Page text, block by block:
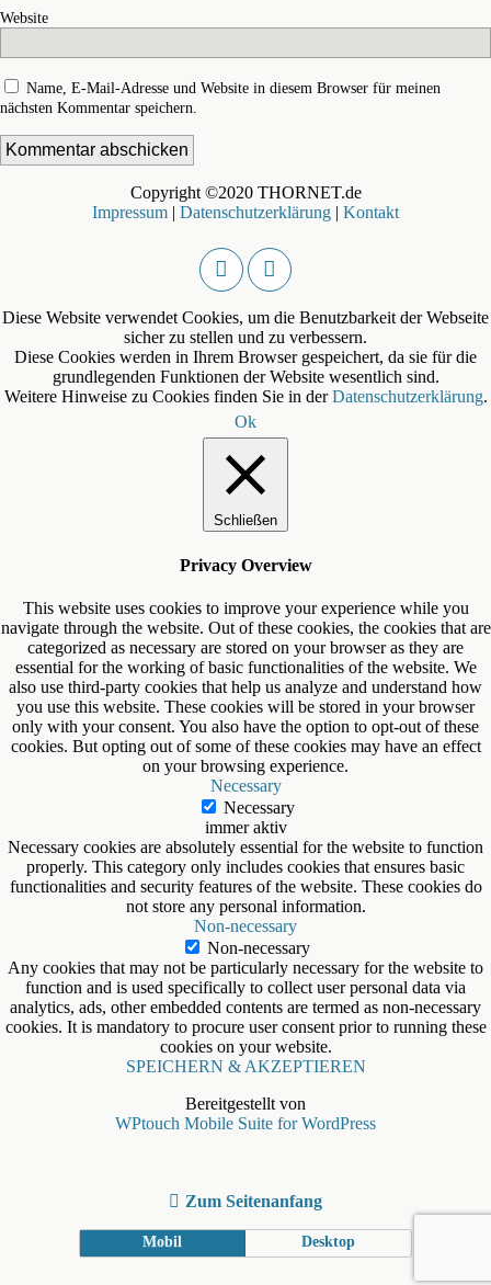
Website
Name, E-Mail-Adresse und Website in diesem Browser für meinen
nächsten Kommentar speichern.
Copyright ©2020 THORNET.de
Impressum | Datenschutzerklärung | Kontakt
Diese Website verwendet Cookies, um die Benutzbarkeit der Webseite
sicher zu stellen und zu verbessern.
Diese Cookies werden in Ihrem Browser gespeichert, da sie für die
grundlegenden Funktionen der Website wesentlich sind.
Weitere Hinweise zu Cookies finden Sie in derDatenschutzerklärung.
Ok
Schließen
Privacy Overview
This website uses cookies to improve your experience while you
navigate through the website. Out of these cookies, the cookies that are
categorized as necessary are stored on your browser as they are
essential for the working of basic functionalities of the website. We
also use third-party cookies that help us analyze and understand how
you use this website. These cookies will be stored in your browser
only with your consent. You also have the option to opt-out of these
cookies. But opting out of some of these cookies may have an effect
on your browsing experience.
Necessary
Necessary
immer aktiv
Necessary cookies are absolutely essential for the website to function
properly. This category only includes cookies that ensures basic
functionalities and security features of the website. These cookies do
not store any personal information.
Non-necessary
Non-necessary
Any cookies that may not be particularly necessary for the website to
function and is used specifically to collect user personal data via
analytics, ads, other embedded contents are termed as non-necessary
cookies. It is mandatory to procure user consent prior to running these
cookies on your website.
SPEICHERN & AKZEPTIEREN
Bereitgestellt von
WPtouch Mobile Suite for WordPress
Zum Seitenanfang
Mobil Desktop